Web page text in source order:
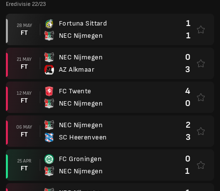
Eredivisie 22/23
28 MAY
FT
Fortuna Sittard
NEC Nijmegen
1
1
21 MAY
FT
NEC Nijmegen
AZ Alkmaar
0
3
12 MAY
FT
FC Twente
NEC Nijmegen
4
0
06 MAY
FT
NEC Nijmegen
SC Heerenveen
2
3
25 APR
FT
FC Groningen
NEC Nijmegen
0
1